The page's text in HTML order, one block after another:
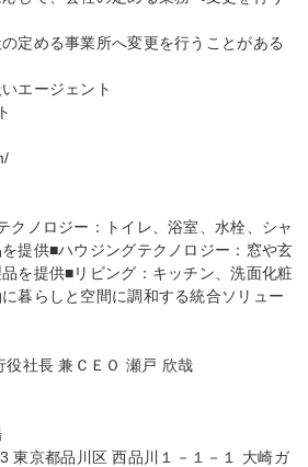
定める事業所へ変更を行うことがある
エージェント
クノロジー：トイレ、浴室、水栓、シャ
提供■ハウジングテクノロジー：窓や玄
を提供■リビング：キッチン、洗面化粧
暮らしと空間に調和する統合ソリュー
役社長 兼ＣＥＯ 瀬戸 欣哉
東京都品川区 西品川１－１－１ 大崎ガ